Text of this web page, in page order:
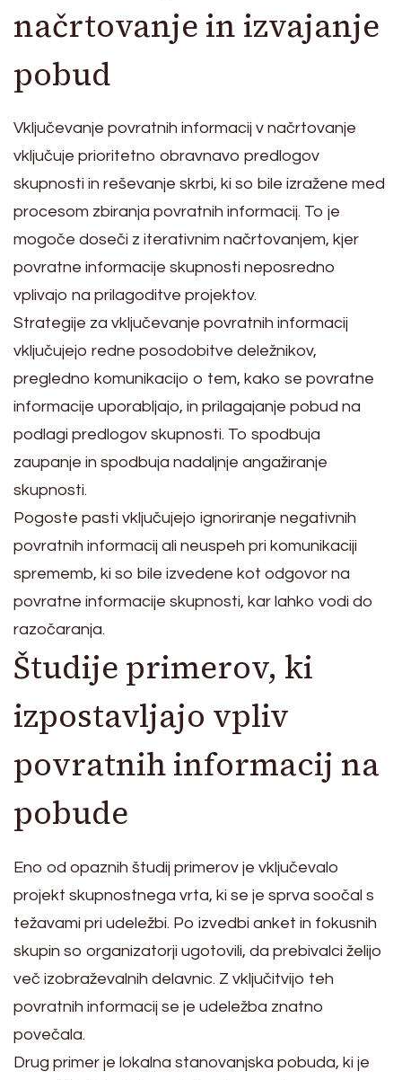
načrtovanje in izvajanje
pobud
Vključevanje povratnih informacij v načrtovanje
vključuje prioritetno obravnavo predlogov
skupnosti in reševanje skrbi, ki so bile izražene med
procesom zbiranja povratnih informacij. To je
mogoče doseči z iterativnim načrtovanjem, kjer
povratne informacije skupnosti neposredno
vplivajo na prilagoditve projektov.
Strategije za vključevanje povratnih informacij
vključujejo redne posodobitve deležnikov,
pregledno komunikacijo o tem, kako se povratne
informacije uporabljajo, in prilagajanje pobud na
podlagi predlogov skupnosti. To spodbuja
zaupanje in spodbuja nadaljnje angažiranje
skupnosti.
Pogoste pasti vključujejo ignoriranje negativnih
povratnih informacij ali neuspeh pri komunikaciji
sprememb, ki so bile izvedene kot odgovor na
povratne informacije skupnosti, kar lahko vodi do
razočaranja.
Študije primerov, ki
izpostavljajo vpliv
povratnih informacij na
pobude
Eno od opaznih študij primerov je vključevalo
projekt skupnostnega vrta, ki se je sprva soočal s
težavami pri udeležbi. Po izvedbi anket in fokusnih
skupin so organizatorji ugotovili, da prebivalci želijo
več izobraževalnih delavnic. Z vključitvijo teh
povratnih informacij se je udeležba znatno
povečala.
Drug primer je lokalna stanovanjska pobuda, ki je